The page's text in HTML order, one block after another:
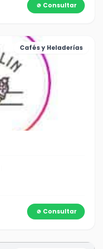
Consultar
Cafés y Heladerías
Consultar